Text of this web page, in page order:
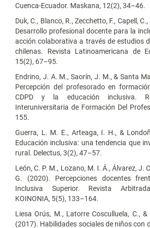
Cuenca-Ecuador. Maskana, 12(2), 34–46.
Duk, C., Blanco, R., Zecchetto, F., Capell,
Desarrollo profesional docente para la
acción colaborativa a través de estudios
chilenas. Revista Latinoamericana de
15(2), 67–95.
Endrino, J. A. M., Saorín, J. M., & Santa
Percepción del profesorado en
CDPD y la educación inclusiva.
Interuniversitaria de Formación Del
155.
Guerra, L. M. E., Arteaga, I. H., &
Educación inclusiva: una tendencia que
rural. Delectus, 3(2), 47–57.
León, C. P. M., Lozano, M. I. Á., Álvarez, J.
G. (2020). Percepciones docentes
Inclusiva Superior. Revista
KOINONIA, 5(5), 133–164.
Liesa Orús, M., Latorre Cosculluela, C., &
(2017). Habilidades sociales de niños con